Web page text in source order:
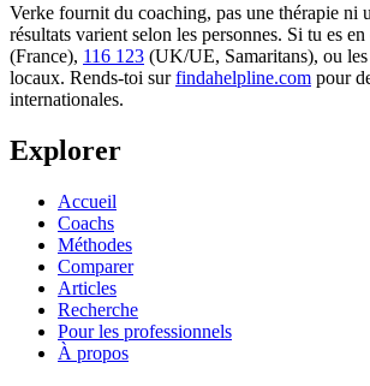
Verke fournit du coaching, pas une thérapie ni
résultats varient selon les personnes. Si tu es
(France), 116 123 (UK/UE, Samaritans), ou
locaux. Rends-toi sur findahelpline.com pour
internationales.
Explorer
Accueil
Coachs
Méthodes
Comparer
Articles
Recherche
Pour les professionnels
À propos